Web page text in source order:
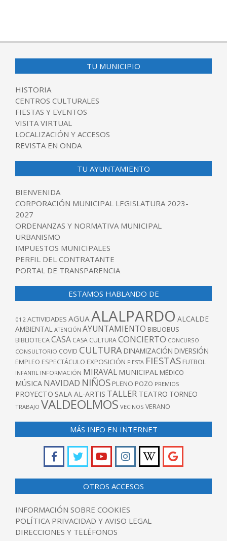
TU MUNICIPIO
HISTORIA
CENTROS CULTURALES
FIESTAS Y EVENTOS
VISITA VIRTUAL
LOCALIZACIÓN Y ACCESOS
REVISTA EN ONDA
TU AYUNTAMIENTO
BIENVENIDA
CORPORACIÓN MUNICIPAL LEGISLATURA 2023-
2027
ORDENANZAS Y NORMATIVA MUNICIPAL
URBANISMO
IMPUESTOS MUNICIPALES
PERFIL DEL CONTRATANTE
PORTAL DE TRANSPARENCIA
ESTAMOS HABLANDO DE
012 ACTIVIDADES AGUAALALPARDO ALCALDE
AMBIENTAL ATENCIÓN AYUNTAMIENTO BIBLIOBUS
BIBLIOTECACASA CASA CULTURACONCIERTO CONCURSO
CONSULTORIO COVID CULTURA DINAMIZACIÓN DIVERSIÓN
EMPLEO ESPECTÁCULO EXPOSICIÓN FIESTA FIESTAS FUTBOL
INFANTIL INFORMACIÓN MIRAVAL MUNICIPAL MÉDICO
MÚSICA NAVIDAD NIÑOS PLENO POZO PREMIOS
PROYECTO SALA AL-ARTIS TALLER TEATRO TORNEO
TRABAJO VALDEOLMOS VECINOS VERANO
MÁS INFO EN INTERNET
OTROS ACCESOS
INFORMACIÓN SOBRE COOKIES
POLÍTICA PRIVACIDAD Y AVISO LEGAL
DIRECCIONES Y TELÉFONOS